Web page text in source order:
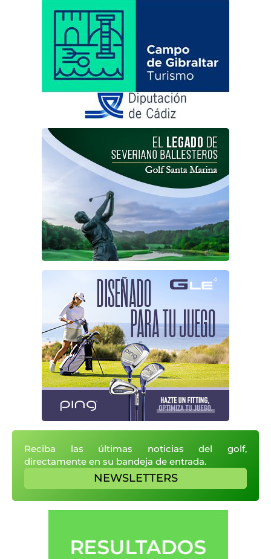
Reciba las últimas noticias del golf,
directamente en su bandeja de entrada.
NEWSLETTERS